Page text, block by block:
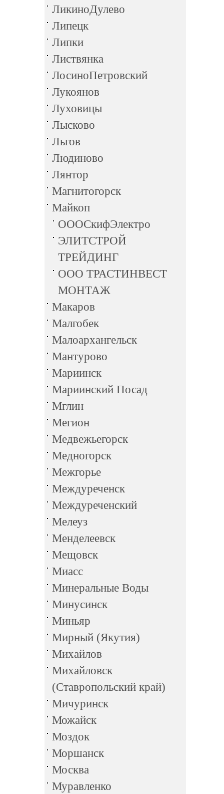
ЛикиноДулево
Липецк
Липки
Листвянка
ЛосиноПетровский
Лукоянов
Луховицы
Лысково
Льгов
Людиново
Лянтор
Магнитогорск
Майкоп
ОООСкифЭлектро
ЭЛИТСТРОЙ
ТРЕЙДИНГ
ООО ТРАСТИНВЕСТ
МОНТАЖ
Макаров
Малгобек
Малоархангельск
Мантурово
Мариинск
Мариинский Посад
Мглин
Мегион
Медвежьегорск
Медногорск
Межгорье
Междуреченск
Междуреченский
Мелеуз
Менделеевск
Мещовск
Миасс
Минеральные Воды
Минусинск
Миньяр
Мирный (Якутия)
Михайлов
Михайловск
(Ставропольский край)
Мичуринск
Можайск
Моздок
Моршанск
Москва
Муравленко